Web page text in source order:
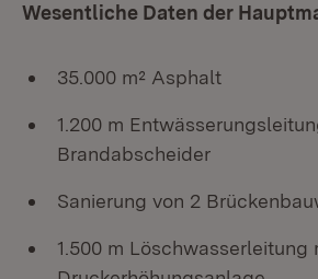
Wesentliche Daten der
35.000 m² Asphalt
1.200 m
Brandabscheider
Sanierung von 2
1.500 m Löschwasserleitung